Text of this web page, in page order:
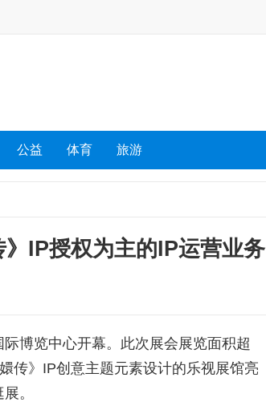
公益 体育 旅游
IP授权为主的IP运营业务
博览中心开幕。此次展会展览面积超
传》IP创意主题元素设计的乐视展馆亮
。